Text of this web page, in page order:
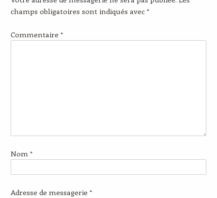
champs obligatoires sont indiqués avec *
Commentaire *
Nom *
Adresse de messagerie *